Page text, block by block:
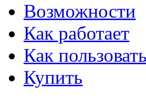
Возможности
Как работает
Как
Купить